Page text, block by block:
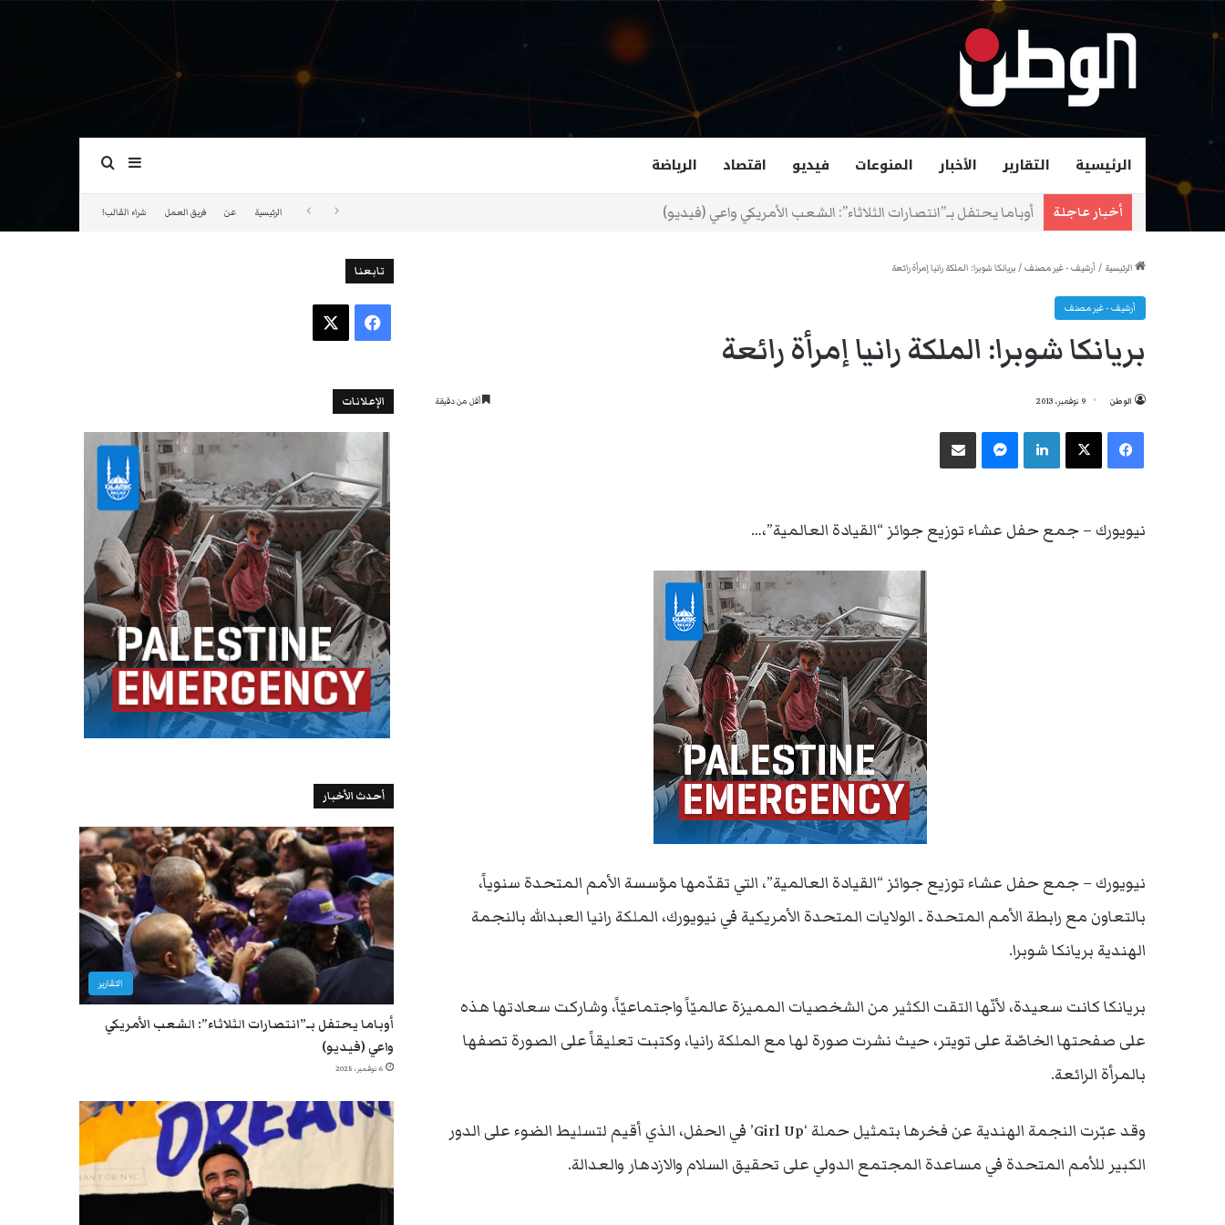
الرئيسية التقارير الأخبار المنوعات فيديو اقتصاد الرياضة إضافة عمود جانبي
بحث عن
أخبار عاجلة زهران ممداني عمدة لمدينة نيويورك وغزالة هاشمي أول مسلمة نائبة لحاكم فرجينيا الرئيسية عن فريق العمل شراء القالب!
الرئيسية / أرشيف - غير مصنف/بريانكا شوبرا: الملكة رانيا إمرأة رائعة
أرشيف - غير مصنف
بريانكا شوبرا: الملكة رانيا إمرأة رائعة
الوطن 9 نوفمبر، 2013 أقل من دقيقة
فيسبوك ‫X لينكدإن ماسنجر مشاركة عبر البريد
نيويورك – جمع حفل عشاء توزيع جوائز “القيادة العالمية”،…
نيويورك – جمع حفل عشاء توزيع جوائز “القيادة العالمية”، التي تقدّمها مؤسسة الأمم المتحدة سنوياً،
بالتعاون مع رابطة الأمم المتحدة ـ الولايات المتحدة الأمريكية في نيويورك، الملكة رانيا العبدالله بالنجمة
الهندية بريانكا شوبرا.
بريانكا كانت سعيدة، لأنّها التقت الكثير من الشخصيات المميزة عالميّاً واجتماعيّاً، وشاركت سعادتها هذه
على صفحتها الخاصّة على تويتر، حيث نشرت صورة لها مع الملكة رانيا، وكتبت تعليقاً على الصورة تصفها
بالمرأة الرائعة.
وقد عبّرت النجمة الهندية عن فخرها بتمثيل حملة ‘Girl Up’ في الحفل، الذي أقيم لتسليط الضوء على الدور
الكبير للأمم المتحدة في مساعدة المجتمع الدولي على تحقيق السلام والازدهار والعدالة.
تابعنا
فيسبوك
الإعلانات
أحدث الأخبار
التقارير
أوباما يحتفل بـ”انتصارات الثلاثاء”: الشعب الأمريكي
واعي (فيديو)
6 نوفمبر، 2025